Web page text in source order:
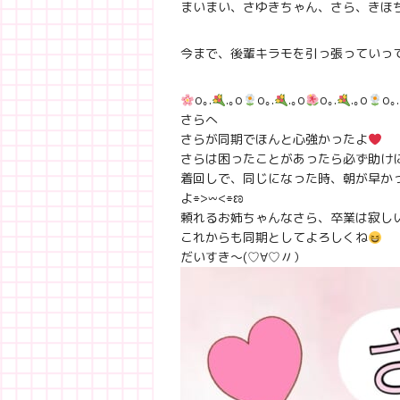
まいまい、さゆきちゃん、さら、き
今まで、後輩キラモを引っ張っていっ
o｡. .｡o o｡. .｡o o｡. .｡o
o｡.
さらへ
さらが同期でほんと心強かったよ
さらは困ったことがあったら必ず助け
着回しで、同じになった時、朝が早
よ⌯>𖥦<⌯ಣ
頼れるお姉ちゃんなさら、卒業は寂し
これからも同期としてよろしくね
だいすき〜(♡∀♡〃）